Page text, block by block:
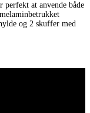
at anvende både
og 2 skuffer med